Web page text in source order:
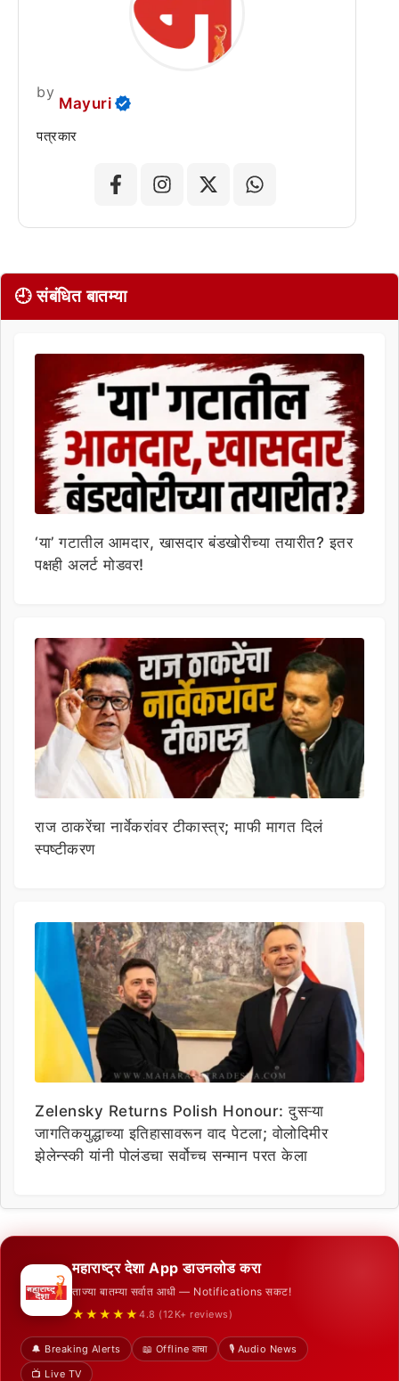
by
Mayuri
पत्रकार
🕘 संबंधित बातम्या
‘या’ गटातील आमदार, खासदार बंडखोरीच्या तयारीत? इतर
पक्षही अलर्ट मोडवर!
राज ठाकरेंचा नार्वेकरांवर टीकास्त्र; माफी मागत दिलं
स्पष्टीकरण
Zelensky Returns Polish Honour: दुसऱ्या
जागतिकयुद्धाच्या इतिहासावरून वाद पेटला; वोलोदिमीर
झेलेन्स्की यांनी पोलंडचा सर्वोच्च सन्मान परत केला
महाराष्ट्र देशा App डाउनलोड करा
ताज्या बातम्या सर्वात आधी — Notifications सकट!
★★★★★ 4.8 (12K+ reviews)
🔔 Breaking Alerts 📖 Offline वाचा
🎙️ Audio News
📺 Live TV